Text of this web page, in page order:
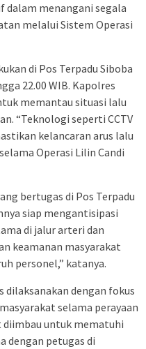
dalam menangani segala
melalui Sistem Operasi
di Pos Terpadu Siboba
22.00 WIB. Kapolres
memantau situasi lalu
“Teknologi seperti CCTV
kelancaran arus lalu
Operasi Lilin Candi
bertugas di Pos Terpadu
siap mengantisipasi
di jalur arteri dan
keamanan masyarakat
personel,” katanya.
dilaksanakan dengan fokus
selama perayaan
diimbau untuk mematuhi
dengan petugas di